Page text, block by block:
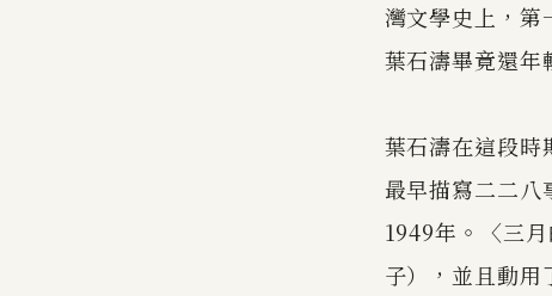
灣文學史上，第
葉石濤畢竟還年
葉石濤在這段時
最早描寫二二八
1949年。〈三
子），並且動